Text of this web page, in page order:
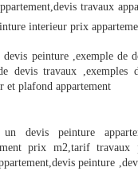
travaux
interieur prix
peinture ,exemple de
devis travaux ,exemples
et plafond appartement
devis peinture
prix m2,tarif
peinture